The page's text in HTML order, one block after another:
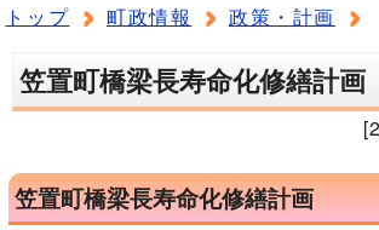
トップ 町政情報 政策・計画
笠置町橋梁長寿命化修繕計画
笠置町橋梁長寿命化修繕計画